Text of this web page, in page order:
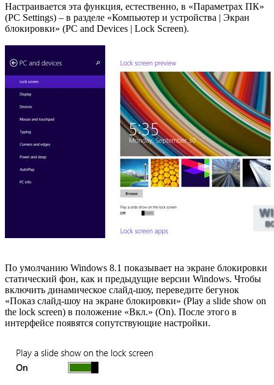
Настраивается эта функция, естественно, в «Параметрах ПК»
(PC Settings) – в разделе «Компьютер и устройства | Экран
блокировки» (PC and Devices | Lock Screen).
По умолчанию Windows 8.1 показывает на экране блокировки
статический фон, как и предыдущие версии Windows. Чтобы
включить динамическое слайд-шоу, переведите бегунок
«Показ слайд-шоу на экране блокировки» (Play a slide show on
the lock screen) в положение «Вкл.» (On). После этого в
интерфейсе появятся сопутствующие настройки.